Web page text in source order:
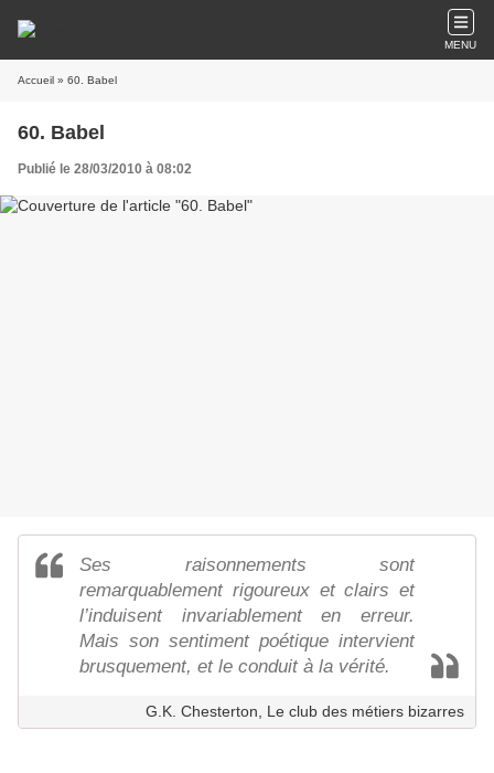
MENU
Accueil » 60. Babel
60. Babel
Publié le 28/03/2010 à 08:02
Ses raisonnements sont
remarquablement rigoureux et clairs et
l’induisent invariablement en erreur.
Mais son sentiment poétique intervient
brusquement, et le conduit à la vérité.
G.K. Chesterton, Le club des métiers bizarres